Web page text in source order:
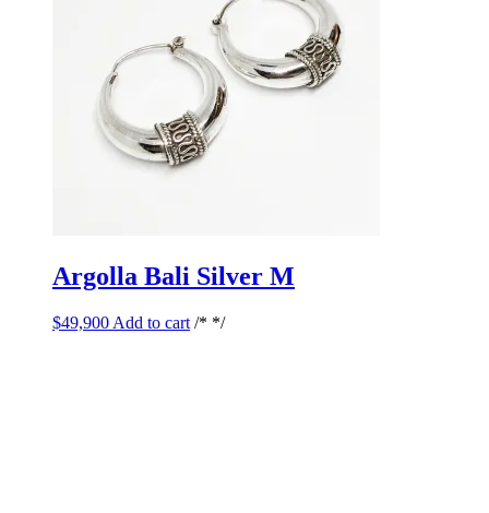
Argolla Bali Silver M
$49,900 Add to cart /* */